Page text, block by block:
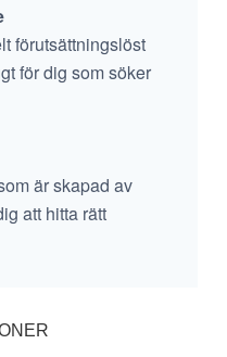
förutsättningslöst
för dig som söker
är skapad av
att hitta rätt